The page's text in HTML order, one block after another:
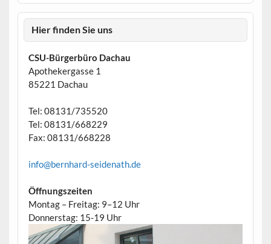
Hier finden Sie uns
CSU-Bürgerbüro Dachau
Apothekergasse 1
85221 Dachau
Tel: 08131/735520
Tel: 08131/668229
Fax: 08131/668228
info@bernhard-seidenath.de
Öffnungszeiten
Montag – Freitag: 9–12 Uhr
Donnerstag: 15-19 Uhr